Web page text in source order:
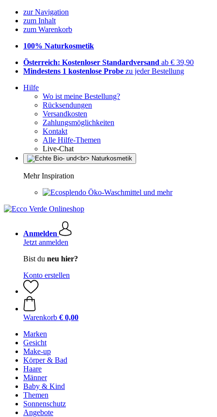
zur Navigation
zum Inhalt
zum Warenkorb
100% Naturkosmetik
Österreich: Kostenloser Standardversand ab € 39,90
Mindestens 1 kostenlose Probe zu jeder Bestellung
Hilfe
Wo ist meine Bestellung?
Rücksendungen
Versandkosten
Zahlungsmöglichkeiten
Kontakt
Alle Hilfe-Themen
Live-Chat
Mehr Inspiration
Öko-Waschmittel und mehr
Anmelden
Jetzt anmelden
Bist du neu hier?
Konto erstellen
Warenkorb € 0,00
Marken
Gesicht
Make-up
Körper & Bad
Haare
Männer
Baby & Kind
Themen
Sonnenschutz
Angebote